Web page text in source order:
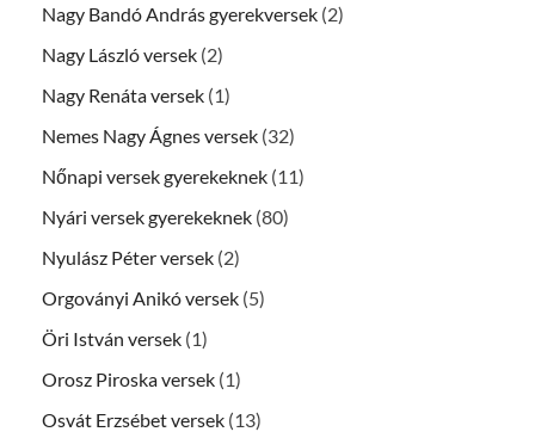
Nagy Bandó András gyerekversek (2)
Nagy László versek (2)
Nagy Renáta versek (1)
Nemes Nagy Ágnes versek (32)
Nőnapi versek gyerekeknek (11)
Nyári versek gyerekeknek (80)
Nyulász Péter versek (2)
Orgoványi Anikó versek (5)
Öri István versek (1)
Orosz Piroska versek (1)
Osvát Erzsébet versek (13)